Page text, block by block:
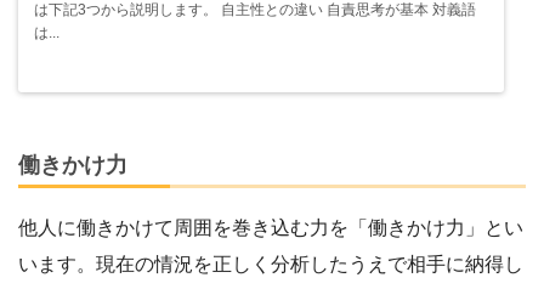
は下記3つから説明します。 自主性との違い 自責思考が基本 対義語
は...
働きかけ力
他人に働きかけて周囲を巻き込む力を「働きかけ力」とい
います。現在の情況を正しく分析したうえで相手に納得し